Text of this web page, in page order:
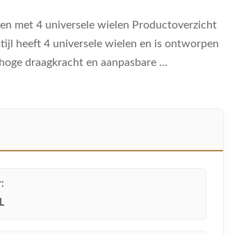
met 4 universele wielen Productoverzicht
heeft 4 universele wielen en is ontworpen
draagkracht en aanpasbare ...